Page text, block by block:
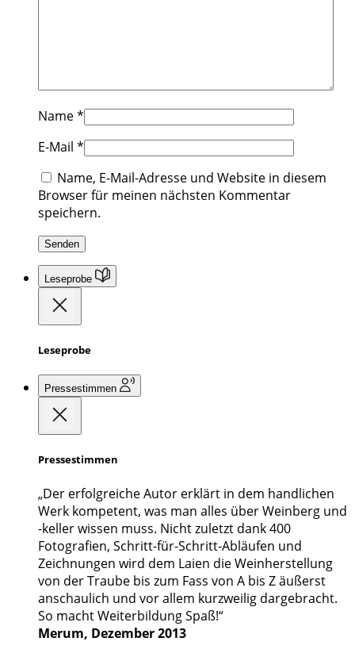
Name*
E-Mail *
Name, E-Mail-Adresse und Website in diesem
Browser für meinen nächsten Kommentar
speichern.
Leseprobe
Leseprobe
Pressestimmen
Pressestimmen
„Der erfolgreiche Autor erklärt in dem handlichen
Werk kompetent, was man alles über Weinberg und
-keller wissen muss. Nicht zuletzt dank 400
Fotografien, Schritt-für-Schritt-Abläufen und
Zeichnungen wird dem Laien die Weinherstellung
von der Traube bis zum Fass von A bis Z äußerst
anschaulich und vor allem kurzweilig dargebracht.
So macht Weiterbildung Spaß!“
Merum, Dezember 2013